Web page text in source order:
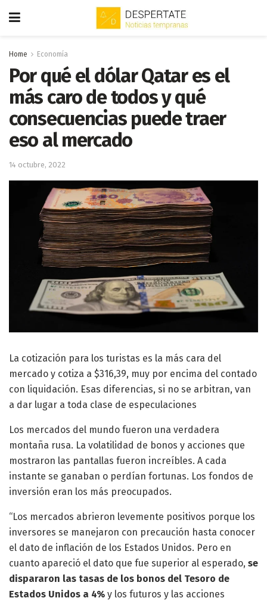
Home Economía
Por qué el dólar Qatar es el
más caro de todos y qué
consecuencias puede traer
eso al mercado
14 octubre, 2022
La cotización para los turistas es la más cara del
mercado y cotiza a $316,39, muy por encima del contado
con liquidación. Esas diferencias, si no se arbitran, van
a dar lugar a toda clase de especulaciones
Los mercados del mundo fueron una verdadera
montaña rusa. La volatilidad de bonos y acciones que
mostraron las pantallas fueron increíbles. A cada
instante se ganaban o perdían fortunas. Los fondos de
inversión eran los más preocupados.
“Los mercados abrieron levemente positivos porque los
inversores se manejaron con precaución hasta conocer
el dato de inflación de los Estados Unidos. Pero en
cuanto apareció el dato que fue superior al esperado, se
dispararon las tasas de los bonos del Tesoro de
Estados Unidos a 4% y los futuros y las acciones